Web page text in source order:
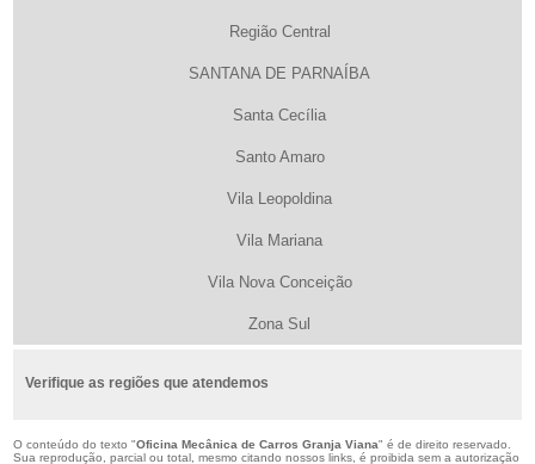
Região Central
SANTANA DE PARNAÍBA
Santa Cecília
Santo Amaro
Vila Leopoldina
Vila Mariana
Vila Nova Conceição
Zona Sul
Verifique as regiões que atendemos
O conteúdo do texto "Oficina Mecânica de Carros Granja Viana" é de direito reservado.
Sua reprodução, parcial ou total, mesmo citando nossos links, é proibida sem a autorização